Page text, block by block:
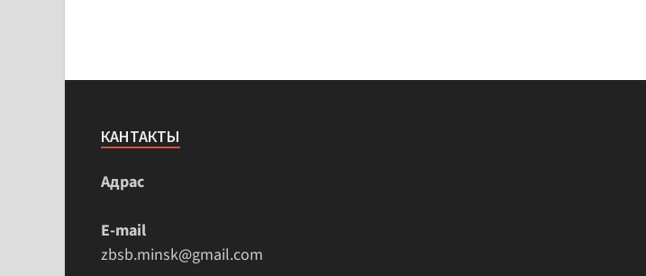
КАНТАКТЫ
Адрас
E-mail
zbsb.minsk@gmail.com